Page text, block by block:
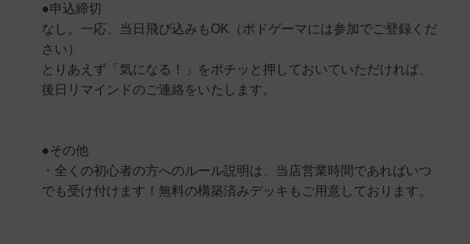
●申込締切
なし。一応、当日飛び込みもOK（ボドゲーマには参加でご登録くだ
さい）
とりあえず「気になる！」をポチッと押しておいていただければ、
後日リマインドのご連絡をいたします。
●その他
・全くの初心者の方へのルール説明は、当店営業時間であればいつ
でも受け付けます！無料の構築済みデッキもご用意しております。